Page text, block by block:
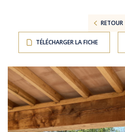
RETOUR
TÉLÉCHARGER LA FICHE